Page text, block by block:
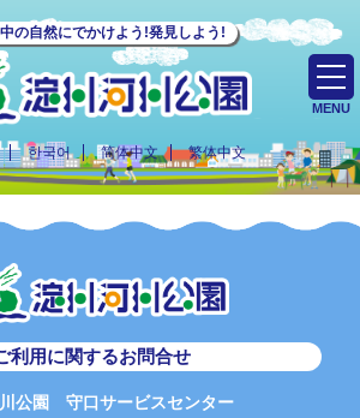
の自然にでかけよう!発見しよう!
한국어 简体中文 繁体中文
MENU
利用に関するお問合せ
公園 守口サービスセンター